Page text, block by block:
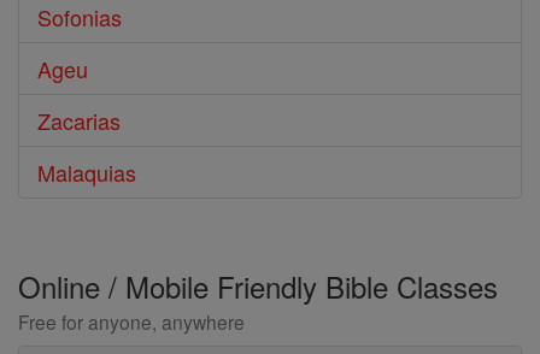
Sofonias
Ageu
Zacarias
Malaquias
Online / Mobile Friendly Bible Classes
Free for anyone, anywhere